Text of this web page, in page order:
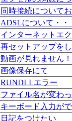
同時接続について
ADSLについて・・
インターネットエ
再セットアップを
動画が見れません！
画像保存にて
RUNDLLエラー
ファイル名が変わ
キーボード入力が
日記をつけたい